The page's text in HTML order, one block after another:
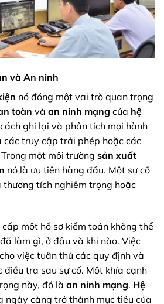
và An ninh
nó đóng một vai trò quan trọng
toàn và an ninh mạng của hệ
ghi lại và phân tích mọi hành
các truy cập trái phép hoặc các
một môi trường sản xuất
nó là ưu tiên hàng đầu. Một sự cố
thương tích nghiêm trọng hoặc
một hồ sơ kiểm toán không thể
làm gì, ở đâu và khi nào. Việc
việc tuân thủ các quy định và
điều tra sau sự cố. Một khía cạnh
này, đó là an ninh mạng. Hệ
ngày càng trở thành mục tiêu của